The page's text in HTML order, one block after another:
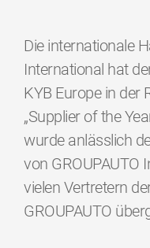
Die internationale
International hat
KYB Europe in der
„Supplier of the
wurde anlässlich
von GROUPAUTO
vielen Vertretern
GROUPAUTO